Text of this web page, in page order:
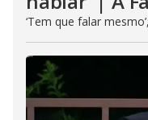
‘Tem que falar